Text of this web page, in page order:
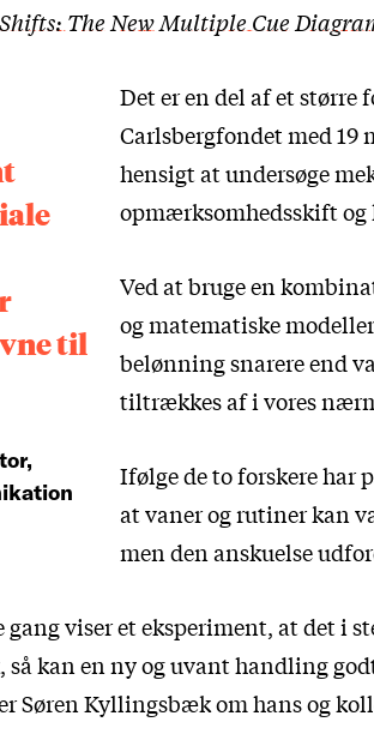
The New Multiple Cue
til
Det er en del af et
Carlsbergfondet med
hensigt at undersøge
opmærksomhedsskift
Ved at bruge en
og matematiske
belønning snarere end
tiltrækkes af i vores
Ifølge de to forskere har
at vaner og rutiner kan
men den anskuelse
gang viser et eksperiment, at det i
kan en ny og uvant handling
Søren Kyllingsbæk om hans og